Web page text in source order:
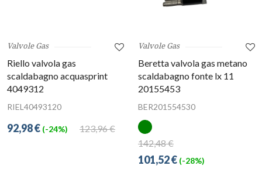
Valvole Gas
Riello valvola gas
scaldabagno acquasprint
4049312
RIEL40493120
123,96 €
92,98 € (-24%)
Valvole Gas
Beretta valvola gas metano
scaldabagno fonte lx 11
20155453
BER201554530
142,48 €
101,52 € (-28%)